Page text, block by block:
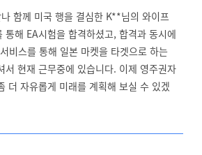
함께 미국 행을 결심한 K**님의 와이프
해 EA시험을 합격하셨고, 합격과 동시에
비스를 통해 일본 마켓을 타겟으로 하는
서 현재 근무중에 있습니다. 이제 영주권자
더 자유롭게 미래를 계획해 보실 수 있겠